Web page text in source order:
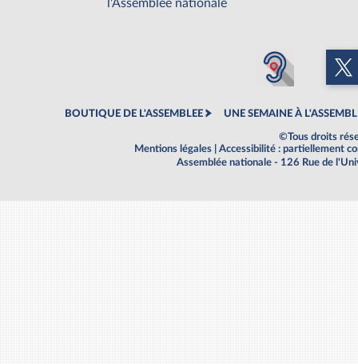
l'Assemblée nationale
BOUTIQUE DE L'ASSEMBLEE UNE SEMAINE À
©Tous droits
Mentions légales
Accessibilité : partiellement
Assemblée nationale - 126 Rue de